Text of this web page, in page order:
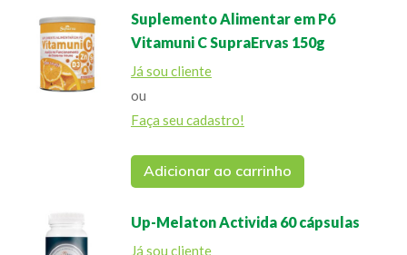
Suplemento Alimentar em Pó
Vitamuni C SupraErvas 150g
Já sou cliente
ou
Faça seu cadastro!
Adicionar ao carrinho
Up-Melaton Activida 60 cápsulas
Já sou cliente